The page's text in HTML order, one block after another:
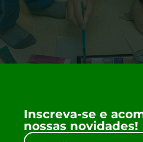
Inscreva-se e
nossas novidades!